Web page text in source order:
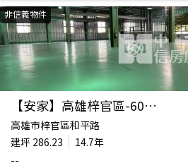
非信義物件
【安家】高雄梓官區-600坪甲工＋280坪鋼構廠辦
高雄市梓官區和平路
建坪 286.23
14.7年
--